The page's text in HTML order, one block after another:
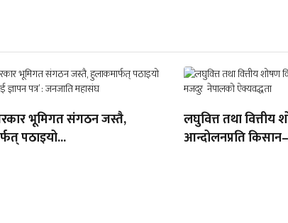
भूमिगत संगठन जस्तै,
पठाइयो...
लघुवित्त तथा वित्तीय
आन्दोलनप्रति